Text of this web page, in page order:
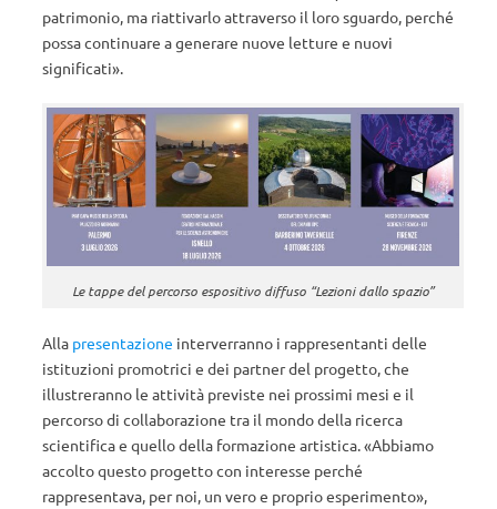
patrimonio, ma riattivarlo attraverso il loro sguardo, perché
possa continuare a generare nuove letture e nuovi
significati».
Le tappe del percorso espositivo diffuso “Lezioni dallo spazio”
Alla presentazione interverranno i rappresentanti delle
istituzioni promotrici e dei partner del progetto, che
illustreranno le attività previste nei prossimi mesi e il
percorso di collaborazione tra il mondo della ricerca
scientifica e quello della formazione artistica. «Abbiamo
accolto questo progetto con interesse perché
rappresentava, per noi, un vero e proprio esperimento»,